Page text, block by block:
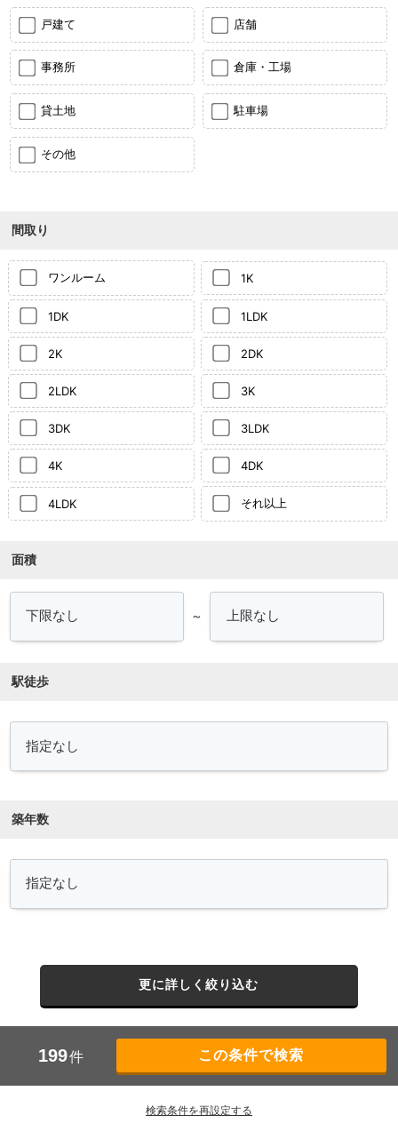
戸建て 店舗
事務所 倉庫・工場
貸土地 駐車場
その他
間取り
ワンルーム 1K
1DK 1LDK
2K 2DK
2LDK 3K
3DK 3LDK
4K 4DK
4LDK それ以上
面積
～
駅徒歩
築年数
更に詳しく絞り込む
199件
検索条件を再設定する